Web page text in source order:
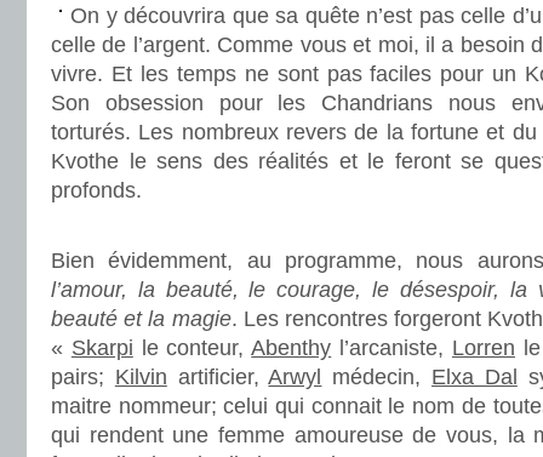
On y découvrira que sa quête n’est pas celle
celle de l’argent. Comme vous et moi, il a besoin
vivre. Et les temps ne sont pas faciles pour un
Son obsession pour les Chandrians nous
torturés. Les nombreux revers de la fortune et
Kvothe le sens des réalités et le feront se
profonds.
Bien évidemment, au programme, nous
l’amour, la beauté, le courage, le désespoir, la
beauté et la magie. Les rencontres forgeront
« Skarpi le conteur,Abenthy l’arcaniste, Lorren
pairs; Kilvin artificier,Arwyl médecin, Elxa Dal
maitre nommeur; celui qui connait le nom de
qui rendent une femme amoureuse de vous, la